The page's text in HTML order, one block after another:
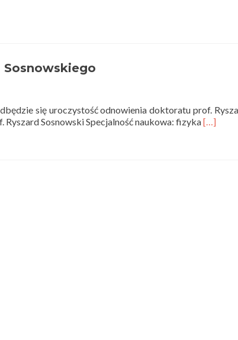
się uroczystość odnowienia doktoratu prof.
Sosnowski Specjalność naukowa: fizykaRead
[…]